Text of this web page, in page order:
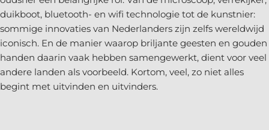
duikboot, bluetooth- en wifi technologie tot de kunstnier:
sommige innovaties van Nederlanders zijn zelfs wereldwijd
iconisch. En de manier waarop briljante geesten en gouden
handen daarin vaak hebben samengewerkt, dient voor veel
andere landen als voorbeeld. Kortom, veel, zo niet alles
begint met uitvinden en uitvinders.